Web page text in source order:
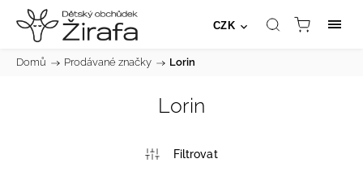
CZK
Domů / Prodávané značky / Lorin
Lorin